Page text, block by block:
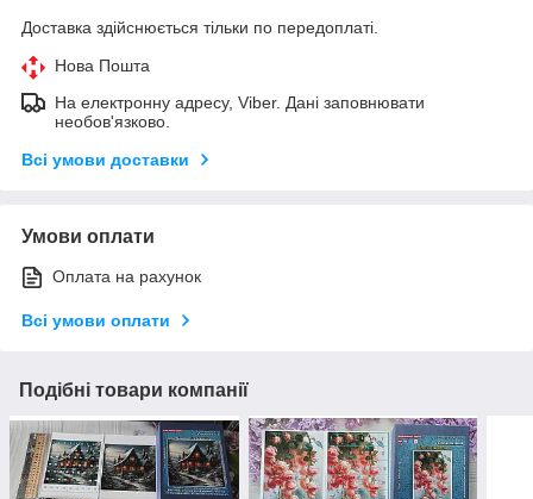
Доставка здійснюється тільки по передоплаті.
Нова Пошта
На електронну адресу, Viber. Дані заповнювати
необов'язково.
Всі умови доставки
Умови оплати
Оплата на рахунок
Всі умови оплати
Подібні товари компанії